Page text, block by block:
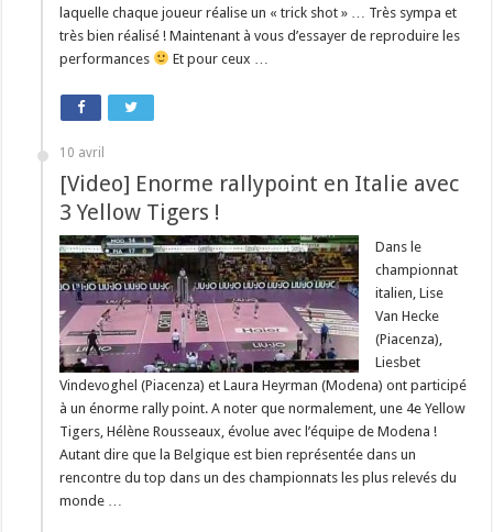
laquelle chaque joueur réalise un « trick shot » … Très sympa et
très bien réalisé ! Maintenant à vous d’essayer de reproduire les
performances
Et pour ceux …
10 avril
[Video] Enorme rallypoint en Italie avec
3 Yellow Tigers !
Dans le
championnat
italien, Lise
Van Hecke
(Piacenza),
Liesbet
Vindevoghel (Piacenza) et Laura Heyrman (Modena) ont participé
à un énorme rally point. A noter que normalement, une 4e Yellow
Tigers, Hélène Rousseaux, évolue avec l’équipe de Modena !
Autant dire que la Belgique est bien représentée dans un
rencontre du top dans un des championnats les plus relevés du
monde …